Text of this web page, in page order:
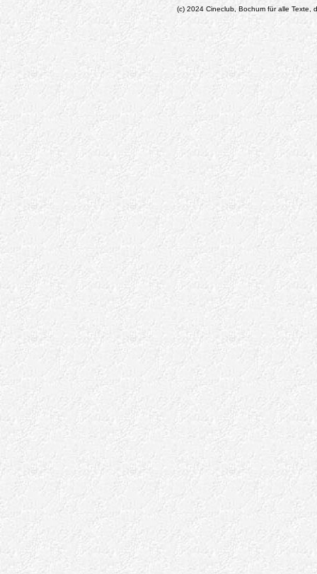
(c) 2024 Cineclub, Bochum für alle Texte,